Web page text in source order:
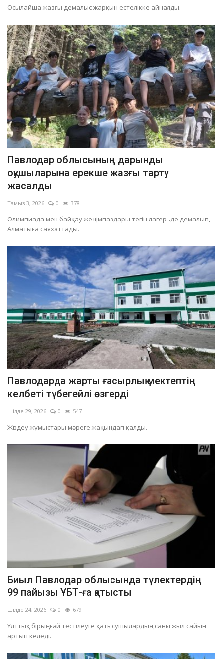
Осылайша жазғы демалыс жарқын естелікке айналды.
Павлодар облысының дарынды
оқушыларына ерекше жазғы тарту
жасалды
Тамыз 3, 2026 0 378
Олимпиада мен байқау жеңімпаздары тегін лагерьде демалып,
Алматыға саяхаттады.
Павлодарда жарты ғасырлық мектептің
келбеті түбегейлі өзгерді
Шілде 29, 2026 0 547
Жөндеу жұмыстары мәреге жақындап қалды.
Биыл Павлодар облысында түлектердің
99 пайызы ҰБТ-ға қатысты
Шілде 24, 2026 0 679
Ұлттық бірыңғай тестілеуге қатысушылардың саны жыл сайын
артып келеді.